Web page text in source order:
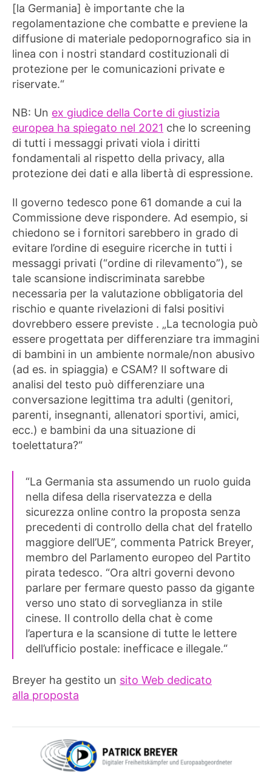
[la Germania] è importante che la
regolamentazione che combatte e previene la
diffusione di materiale pedopornografico sia in
linea con i nostri standard costituzionali di
protezione per le comunicazioni private e
riservate.“
NB: Un ex giudice della Corte di giustizia
europea ha spiegato nel 2021 che lo screening
di tutti i messaggi privati ​​viola i diritti
fondamentali al rispetto della privacy, alla
protezione dei dati e alla libertà di espressione.
Il governo tedesco pone 61 domande a cui la
Commissione deve rispondere. Ad esempio, si
chiedono se i fornitori sarebbero in grado di
evitare l’ordine di eseguire ricerche in tutti i
messaggi privati ​​(“ordine di rilevamento”), se
tale scansione indiscriminata sarebbe
necessaria per la valutazione obbligatoria del
rischio e quante rivelazioni di falsi positivi
dovrebbero essere previste . „La tecnologia può
essere progettata per differenziare tra immagini
di bambini in un ambiente normale/non abusivo
(ad es. in spiaggia) e CSAM? Il software di
analisi del testo può differenziare una
conversazione legittima tra adulti (genitori,
parenti, insegnanti, allenatori sportivi, amici,
ecc.) e bambini da una situazione di
toelettatura?“
“La Germania sta assumendo un ruolo guida
nella difesa della riservatezza e della
sicurezza online contro la proposta senza
precedenti di controllo della chat del fratello
maggiore dell’UE”, commenta Patrick Breyer,
membro del Parlamento europeo del Partito
pirata tedesco. “Ora altri governi devono
parlare per fermare questo passo da gigante
verso uno stato di sorveglianza in stile
cinese. Il controllo della chat è come
l’apertura e la scansione di tutte le lettere
dell’ufficio postale: inefficace e illegale.“
Breyer ha gestito un sito Web dedicato
alla proposta